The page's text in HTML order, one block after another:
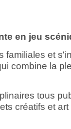
en jeu
familiales et
combine la
tous
créatifs et